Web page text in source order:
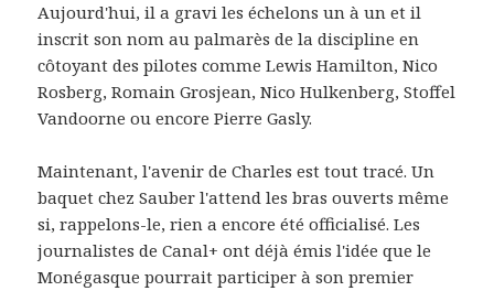
Aujourd'hui, il a gravi les échelons un à un et il
inscrit son nom au palmarès de la discipline en
côtoyant des pilotes comme Lewis Hamilton, Nico
Rosberg, Romain Grosjean, Nico Hulkenberg, Stoffel
Vandoorne ou encore Pierre Gasly.
Maintenant, l'avenir de Charles est tout tracé. Un
baquet chez Sauber l'attend les bras ouverts même
si, rappelons-le, rien a encore été officialisé. Les
journalistes de Canal+ ont déjà émis l'idée que le
Monégasque pourrait participer à son premier